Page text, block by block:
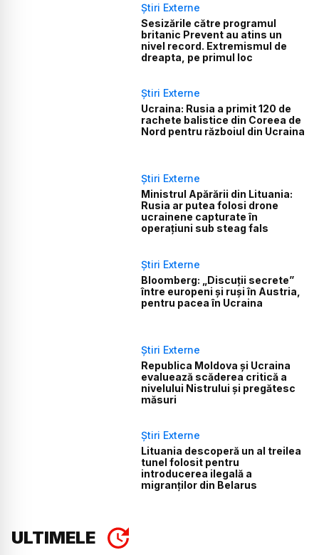
Știri Externe
Sesizările către programul
britanic Prevent au atins un
nivel record. Extremismul de
dreapta, pe primul loc
Știri Externe
Ucraina: Rusia a primit 120 de
rachete balistice din Coreea de
Nord pentru războiul din Ucraina
Știri Externe
Ministrul Apărării din Lituania:
Rusia ar putea folosi drone
ucrainene capturate în
operațiuni sub steag fals
Știri Externe
Bloomberg: „Discuții secrete”
între europeni și ruși în Austria,
pentru pacea în Ucraina
Știri Externe
Republica Moldova și Ucraina
evaluează scăderea critică a
nivelului Nistrului și pregătesc
măsuri
Știri Externe
Lituania descoperă un al treilea
tunel folosit pentru
introducerea ilegală a
migranților din Belarus
ULTIMELE